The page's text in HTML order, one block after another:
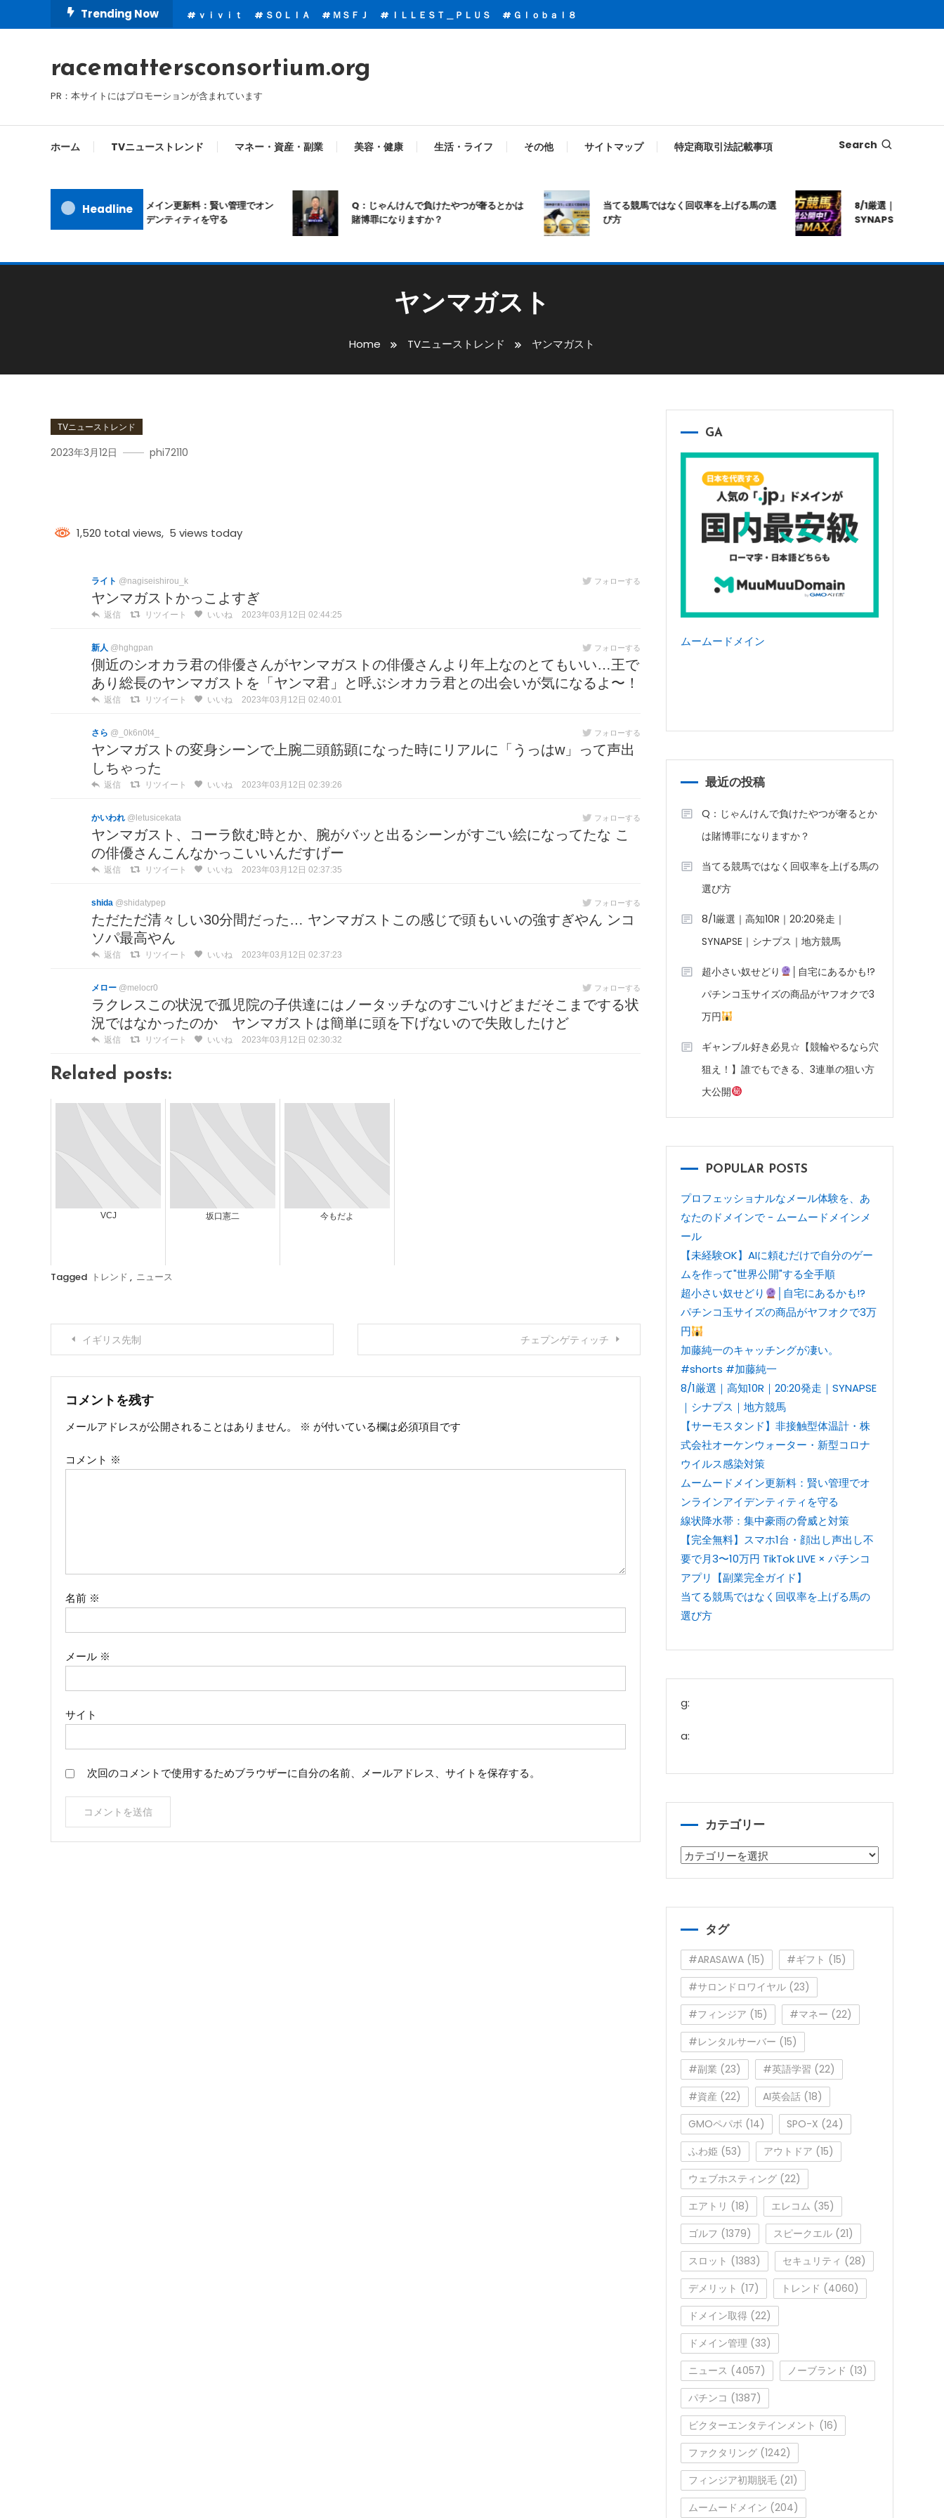
To
Trending Now ｖｉｖｉｔ ＳＯＬＩＡ ＭＳＦＪ ＩＬＬＥＳＴ＿ＰＬＵＳ Ｇｌｏｂａｌ８
racemattersconsortium.org
PR：本サイトにはプロモーションが含まれています
ホーム TVニューストレンド マネー・資産・副業 美容・健康 生活・ライフ その他 サイトマップ 特定商取引法記載事項 Search
Headline
ムームードメイン更新料：賢い管理でオン
ラインアイデンティティを守る
Q：じゃんけんで負けたやつが奢るとかは
賭博罪になりますか？
当てる競馬ではなく回収率を上げる馬の選
び方
8/1厳選｜高知10R｜
SYNAPSE｜シナプス｜
ヤンマガスト
Home TVニューストレンド ヤンマガスト
TVニューストレンド
2023年3月12日 phi72110
1,520 total views, 5 views today
ライト @nagiseishirou_k フォローする
ヤンマガストかっこよすぎ
返信 リツイート いいね 2023年03月12日 02:44:25
新人 @hghgpan フォローする
側近のシオカラ君の俳優さんがヤンマガストの俳優さんより年上なのとてもいい…王で
あり総長のヤンマガストを「ヤンマ君」と呼ぶシオカラ君との出会いが気になるよ〜！
返信 リツイート いいね 2023年03月12日 02:40:01
さら @_0k6n0t4_ フォローする
ヤンマガストの変身シーンで上腕二頭筋顕になった時にリアルに「うっはw」って声出
しちゃった
返信 リツイート いいね 2023年03月12日 02:39:26
かいわれ @letusicekata フォローする
ヤンマガスト、コーラ飲む時とか、腕がバッと出るシーンがすごい絵になってたな こ
の俳優さんこんなかっこいいんだすげー
返信 リツイート いいね 2023年03月12日 02:37:35
shida @shidatypep フォローする
ただただ清々しい30分間だった… ヤンマガストこの感じで頭もいいの強すぎやん ンコ
ソパ最高やん
返信 リツイート いいね 2023年03月12日 02:37:23
メロー @melocr0 フォローする
ラクレスこの状況で孤児院の子供達にはノータッチなのすごいけどまだそこまでする状
況ではなかったのか ヤンマガストは簡単に頭を下げないので失敗したけど
返信 リツイート いいね 2023年03月12日 02:30:32
Related posts:
VCJ 坂口憲二 今もだよ
Tagged トレンド , ニュース
ナ
ビ
ゲ
ン
イギリス先制 チェプンゲティッチ
コメントを残す
メールアドレスが公開されることはありません。 ※ が付いている欄は必須項目です
コメント ※
名前 ※
メール ※
サイト
次回のコメントで使用するためブラウザーに自分の名前、メールアドレス、サイトを保存する。
GA
ムームードメイン
最近の投稿
Q：じゃんけんで負けたやつが奢るとか
は賭博罪になりますか？
当てる競馬ではなく回収率を上げる馬の
選び方
8/1厳選｜高知10R｜20:20発走｜
SYNAPSE｜シナプス｜地方競馬
超小さい奴せどり
│自宅にあるかも!?
パチンコ玉サイズの商品がヤフオクで3
万円
ギャンブル好き必見☆【競輪やるなら穴
狙え！】誰でもできる、3連単の狙い方
大公開
POPULAR POSTS
プロフェッショナルなメール体験を、あ
なたのドメインで - ムームードメインメ
ール
【未経験OK】AIに頼むだけで自分のゲー
ムを作って"世界公開"する全手順
超小さい奴せどり
│自宅にあるかも!?
パチンコ玉サイズの商品がヤフオクで3万
円
加藤純一のキャッチングが凄い。
#shorts #加藤純一
8/1厳選｜高知10R｜20:20発走｜SYNAPSE
｜シナプス｜地方競馬
【サーモスタンド】非接触型体温計・株
式会社オーケンウォーター・新型コロナ
ウイルス感染対策
ムームードメイン更新料：賢い管理でオ
ンラインアイデンティティを守る
線状降水帯：集中豪雨の脅威と対策
【完全無料】スマホ1台・顔出し声出し不
要で月3〜10万円 TikTok LIVE × パチンコ
アプリ【副業完全ガイド】
当てる競馬ではなく回収率を上げる馬の
選び方
g:
a:
カテゴリー
カ
リ
ー
タグ
#ARASAWA (15) #ギフト (15)
#サロンドロワイヤル (23)
#フィンジア (15) #マネー (22)
#レンタルサーバー (15)
#副業 (23) #英語学習 (22)
#資産 (22) AI英会話 (18)
GMOペパボ (14) SPO-X (24)
ふわ姫 (53) アウトドア (15)
ウェブホスティング (22)
エアトリ (18) エレコム (35)
ゴルフ (1379) スピークエル (21)
スロット (1383) セキュリティ (28)
デメリット (17) トレンド (4060)
ドメイン取得 (22)
ドメイン管理 (33)
ニュース (4057) ノーブランド (13)
パチンコ (1387)
ビクターエンタテインメント (16)
ファクタリング (1242)
フィンジア初期脱毛 (21)
ムームードメイン (204)